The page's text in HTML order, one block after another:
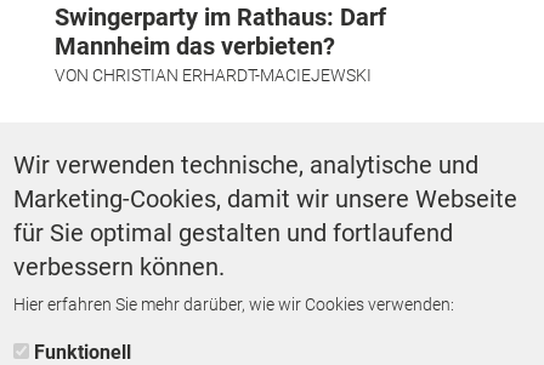
Swingerparty im Rathaus: Darf
Mannheim das verbieten?
VON CHRISTIAN ERHARDT-MACIEJEWSKI
SCHLAGWÖRTER
ZURÜCK ZUR STARTSEITE
Wir verwenden technische, analytische und
Marketing-Cookies, damit wir unsere Webseite
für Sie optimal gestalten und fortlaufend
verbessern können.
Hier erfahren Sie mehr darüber, wie wir Cookies verwenden:
Funktionell